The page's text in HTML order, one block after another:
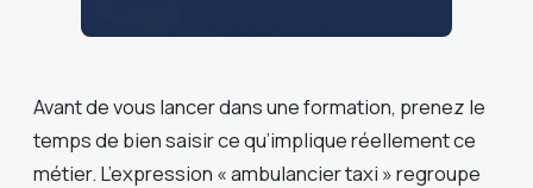
Avant de vous lancer dans une formation, prenez le
temps de bien saisir ce qu’implique réellement ce
métier. L’expression « ambulancier taxi » regroupe